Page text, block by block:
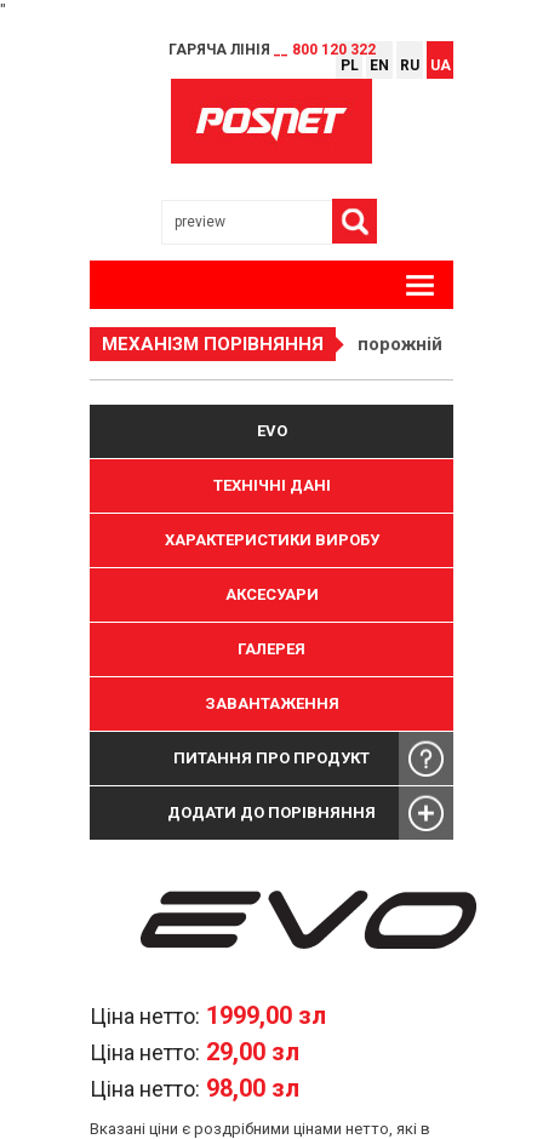
"
ГАРЯЧА ЛІНІЯ __ 800 120 322
PL
EN RU UA
МЕХАНІЗМ ПОРІВНЯННЯ порожній
EVO
ТЕХНІЧНІ ДАНІ
ХАРАКТЕРИСТИКИ ВИРОБУ
АКСЕСУАРИ
ГАЛЕРЕЯ
ЗАВАНТАЖЕННЯ
ПИТАННЯ ПРО ПРОДУКТ
ДОДАТИ ДО ПОРІВНЯННЯ
Ціна нетто: 1999,00 зл
Ціна нетто: 29,00 зл
Ціна нетто: 98,00 зл
Вказані ціни є роздрібними цінами нетто, які в